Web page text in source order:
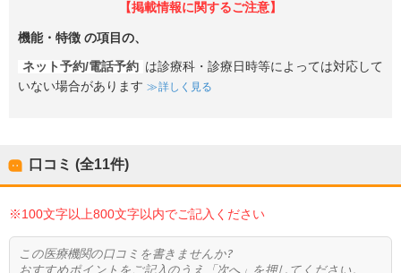
【掲載情報に関するご注意】
機能・特徴 の項目の、
ネット予約/電話予約 は診療科・診療日時等によっては対応して
いない場合があります
詳しく見る
口コミ (全11件)
※100文字以上800文字以内でご記入ください